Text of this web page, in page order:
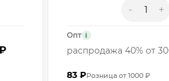
- +
Опт i
распродажа 40% от
83 ₽Розница от 1000 ₽